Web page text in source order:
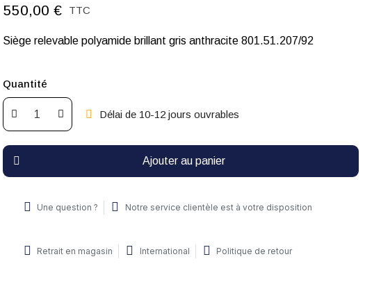
550,00 € TTC
Siège relevable polyamide brillant gris anthracite 801.51.207/92
Quantité
Délai de 10-12 jours ouvrables
Ajouter au panier
Une question ? Notre service clientèle est à votre disposition
Retrait en magasin International Politique de retour